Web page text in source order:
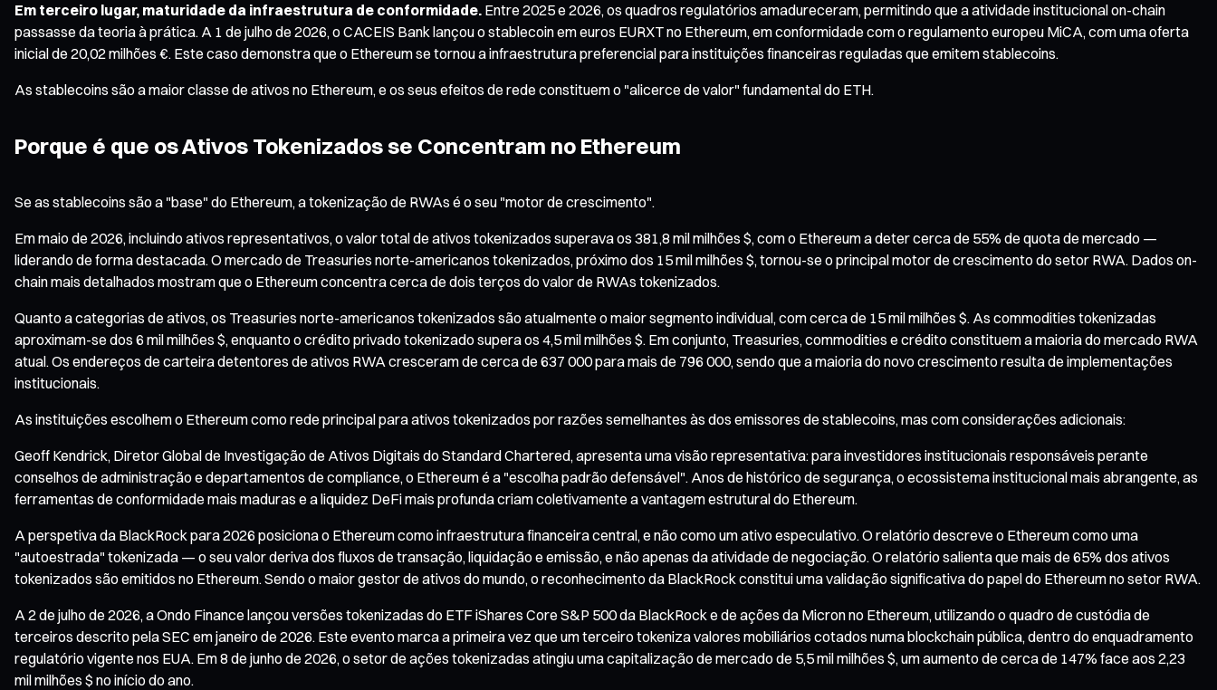
Em terceiro lugar, maturidade da infraestrutura de conformidade. Entre 2025 e 2026, os quadros regulatórios amadureceram, permitindo que a atividade institucional on-chain
passasse da teoria à prática. A 1 de julho de 2026, o CACEIS Bank lançou o stablecoin em euros EURXT no Ethereum, em conformidade com o regulamento europeu MiCA, com uma oferta
inicial de 20,02 milhões €. Este caso demonstra que o Ethereum se tornou a infraestrutura preferencial para instituições financeiras reguladas que emitem stablecoins.
As stablecoins são a maior classe de ativos no Ethereum, e os seus efeitos de rede constituem o "alicerce de valor" fundamental do ETH.
Porque é que os Ativos Tokenizados se Concentram no Ethereum
Se as stablecoins são a "base" do Ethereum, a tokenização de RWAs é o seu "motor de crescimento".
Em maio de 2026, incluindo ativos representativos, o valor total de ativos tokenizados superava os 381,8 mil milhões $, com o Ethereum a deter cerca de 55% de quota de mercado —
liderando de forma destacada. O mercado de Treasuries norte-americanos tokenizados, próximo dos 15 mil milhões $, tornou-se o principal motor de crescimento do setor RWA. Dados on-
chain mais detalhados mostram que o Ethereum concentra cerca de dois terços do valor de RWAs tokenizados.
Quanto a categorias de ativos, os Treasuries norte-americanos tokenizados são atualmente o maior segmento individual, com cerca de 15 mil milhões $. As commodities tokenizadas
aproximam-se dos 6 mil milhões $, enquanto o crédito privado tokenizado supera os 4,5 mil milhões $. Em conjunto, Treasuries, commodities e crédito constituem a maioria do mercado RWA
atual. Os endereços de carteira detentores de ativos RWA cresceram de cerca de 637 000 para mais de 796 000, sendo que a maioria do novo crescimento resulta de implementações
institucionais.
As instituições escolhem o Ethereum como rede principal para ativos tokenizados por razões semelhantes às dos emissores de stablecoins, mas com considerações adicionais:
Geoff Kendrick, Diretor Global de Investigação de Ativos Digitais do Standard Chartered, apresenta uma visão representativa: para investidores institucionais responsáveis perante
conselhos de administração e departamentos de compliance, o Ethereum é a "escolha padrão defensável". Anos de histórico de segurança, o ecossistema institucional mais abrangente, as
ferramentas de conformidade mais maduras e a liquidez DeFi mais profunda criam coletivamente a vantagem estrutural do Ethereum.
A perspetiva da BlackRock para 2026 posiciona o Ethereum como infraestrutura financeira central, e não como um ativo especulativo. O relatório descreve o Ethereum como uma
"autoestrada" tokenizada — o seu valor deriva dos fluxos de transação, liquidação e emissão, e não apenas da atividade de negociação. O relatório salienta que mais de 65% dos ativos
tokenizados são emitidos no Ethereum. Sendo o maior gestor de ativos do mundo, o reconhecimento da BlackRock constitui uma validação significativa do papel do Ethereum no setor RWA.
A 2 de julho de 2026, a Ondo Finance lançou versões tokenizadas do ETF iShares Core S&P 500 da BlackRock e de ações da Micron no Ethereum, utilizando o quadro de custódia de
terceiros descrito pela SEC em janeiro de 2026. Este evento marca a primeira vez que um terceiro tokeniza valores mobiliários cotados numa blockchain pública, dentro do enquadramento
regulatório vigente nos EUA. Em 8 de junho de 2026, o setor de ações tokenizadas atingiu uma capitalização de mercado de 5,5 mil milhões $, um aumento de cerca de 147% face aos 2,23
mil milhões $ no início do ano.